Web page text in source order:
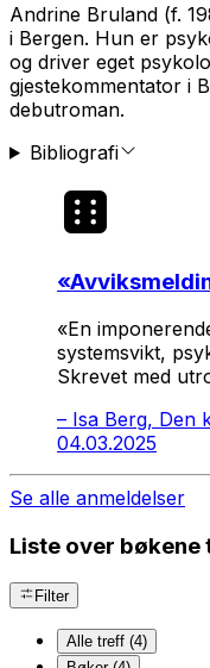
Andrine Bruland (f.
i Bergen. Hun er
og driver eget
gjestekommentator i
debutroman.
Bibliografi
«
«En
systemsvikt,
Skrevet med
– Isa Berg, Den
04.03.2025
Se alle anmeldelser
Liste over bøkene
Filter
Alle treff (4)